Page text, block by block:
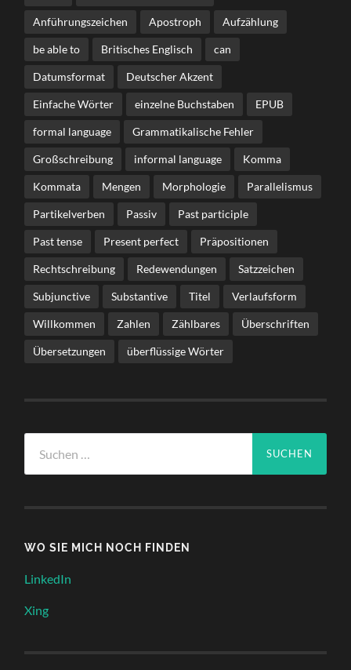
Anführungszeichen Apostroph Aufzählung
be able to Britisches Englisch can
Datumsformat Deutscher Akzent
Einfache Wörter einzelne Buchstaben EPUB
formal language Grammatikalische Fehler
Großschreibung informal language Komma
Kommata Mengen Morphologie Parallelismus
Partikelverben Passiv Past participle
Past tense Present perfect Präpositionen
Rechtschreibung Redewendungen Satzzeichen
Subjunctive Substantive Titel Verlaufsform
Willkommen Zahlen Zählbares Überschriften
Übersetzungen überflüssige Wörter
nach:
WO SIE MICH NOCH FINDEN
LinkedIn
Xing